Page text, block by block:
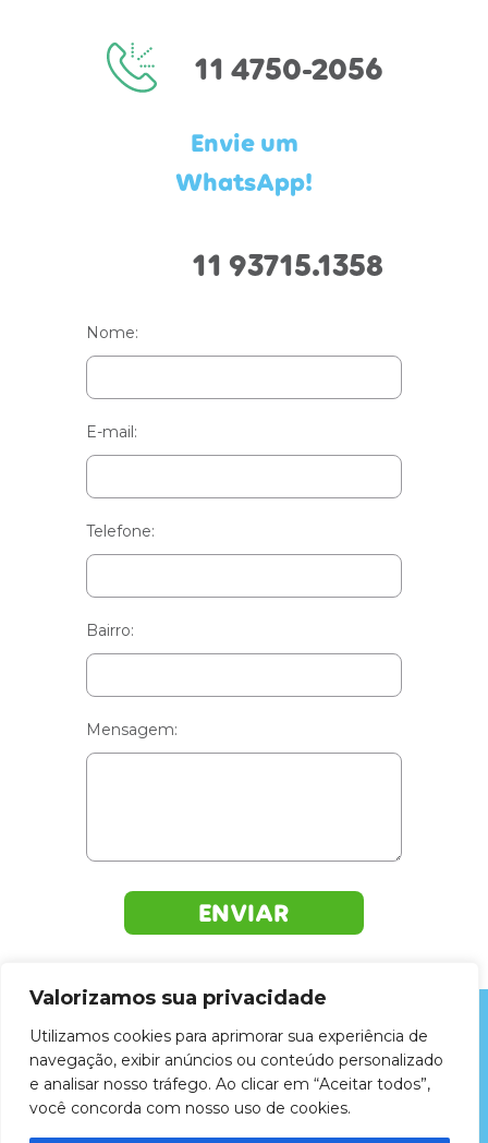
Valorizamos sua privacidade
Utilizamos cookies para aprimorar sua experiência de
navegação, exibir anúncios ou conteúdo personalizado
e analisar nosso tráfego. Ao clicar em “Aceitar todos”,
você concorda com nosso uso de cookies.
11 4750-2056
Envie um
WhatsApp!
11 93715.1358
Nome:
E-mail:
Telefone:
Bairro:
Mensagem:
ENVIAR
ZELLUS LIMPEZA E HIGIENIZAÇÃO DE
ESTOFADOS LTDA © 2026 - Todos os
direitos reservados.